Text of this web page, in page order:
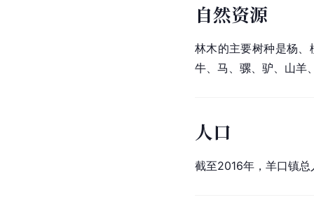
自然资源
林木的主要树种是杨
牛、马、骡、驴、山羊
人口
截至2016年，羊口镇